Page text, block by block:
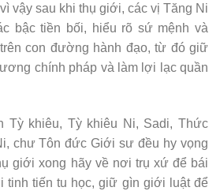
vậy sau khi thụ giới, các vị Tăng Ni
bậc tiền bối, hiểu rõ sứ mệnh và
con đường hành đạo, từ đó giữ
chính pháp và làm lợi lạc quần
Tỳ khiêu, Tỳ khiêu Ni, Sadi, Thức
chư Tôn đức Giới sư đều hy vọng
giới xong hãy về nơi trụ xứ để bái
tinh tiến tu học, giữ gìn giới luật để